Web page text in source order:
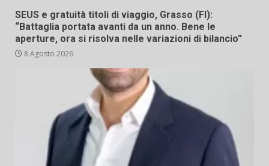
SEUS e gratuità titoli di viaggio, Grasso (FI):
“Battaglia portata avanti da un anno. Bene le
aperture, ora si risolva nelle variazioni di bilancio”
8 Agosto 2026